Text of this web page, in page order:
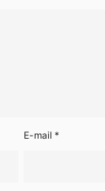
E-mail*